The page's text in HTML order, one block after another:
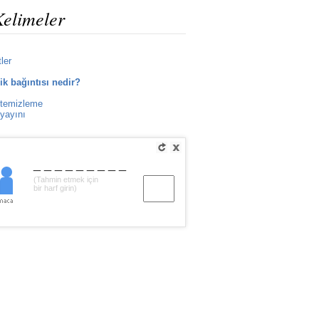
bağıntısı nedir?
(Tahmin etmek için
bir harf girin)